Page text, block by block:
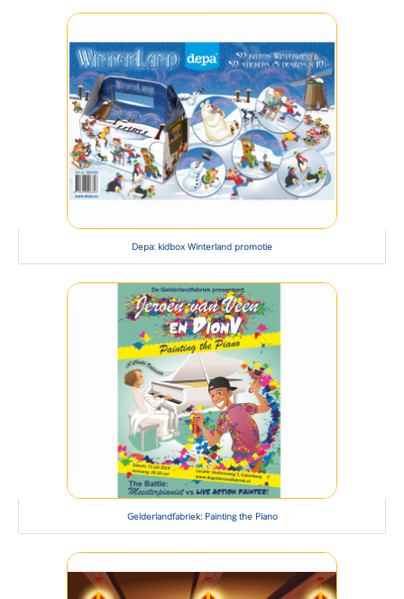
Depa: kidbox Winterland promotie
Gelderlandfabriek: Painting the Piano